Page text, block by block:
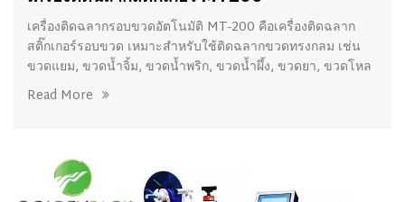
เครื่องติดฉลากรอบขวดอัตโนมัติ MT-200 คือเครื่องติดฉลาก
สติ๊กเกอร์รอบขวด เหมาะสำหรับใช้ติดฉลากขวดทรงกลม เช่น
ขวดแยม, ขวดน้ำจิ้ม, ขวดน้ำพริก, ขวดน้ำผึ้ง, ขวดยา, ขวดโหล
Read More